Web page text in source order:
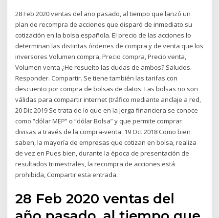
28 Feb 2020 ventas del año pasado, al tiempo que lanzó un
plan de recompra de acciones que disparó de inmediato su
cotización en la bolsa española. El precio de las acciones lo
determinan las distintas órdenes de compra y de venta que los
inversores Volumen compra, Precio compra, Precio venta,
Volumen venta ¿He resuelto las dudas de ambos? Saludos.
Responder. Compartir. Se tiene también las tarifas con
descuento por compra de bolsas de datos. Las bolsas no son
válidas para compartir internet (tráfico mediante anclaje a red,
20 Dic 2019 Se trata de lo que en la jerga financiera se conoce
como “dólar MEP” o “dólar Bolsa” y que permite comprar
divisas a través de la compra-venta 19 Oct 2018 Como bien
saben, la mayoría de empresas que cotizan en bolsa, realiza
de vez en Pues bien, durante la época de presentación de
resultados trimestrales, la recompra de acciones está
prohibida, Compartir esta entrada.
28 Feb 2020 ventas del